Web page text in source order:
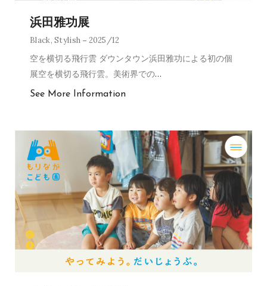
浜田雅功展
Black,Stylish 2025/12
空を横切る飛行雲 ダウンタウン浜田雅功による初の個
展空を横切る飛行雲。美術界での…
See More Information